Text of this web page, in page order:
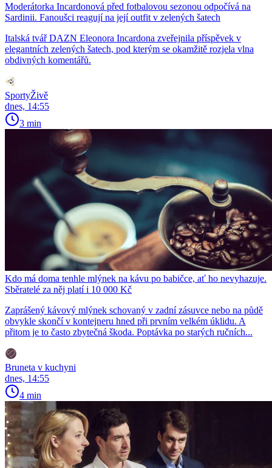
Moderátorka Incardonová před fotbalovou sezonou odpočívá na
Sardinii. Fanoušci reagují na její outfit v zelených šatech
Italská tvář DAZN Eleonora Incardona zveřejnila příspěvek v
elegantních zelených šatech, pod kterým se okamžitě rozjela vlna
obdivných komentářů.
SportyŽivě
dnes, 14:55
3 min
Kdo má doma tenhle mlýnek na kávu po babičce, ať ho nevyhazuje.
Sběratelé za něj platí i 10 000 Kč
Zaprášený kávový mlýnek schovaný v zadní zásuvce nebo na půdě
obvykle skončí v kontejneru hned při prvním velkém úklidu. A
přitom je to často zbytečná škoda. Poptávka po starých ručních...
Bruneta v kuchyni
dnes, 14:55
4 min